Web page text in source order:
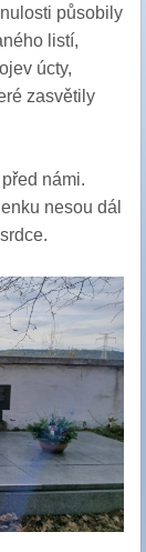
působily
listí,
úcty,
zasvětily
námi.
nesou dál